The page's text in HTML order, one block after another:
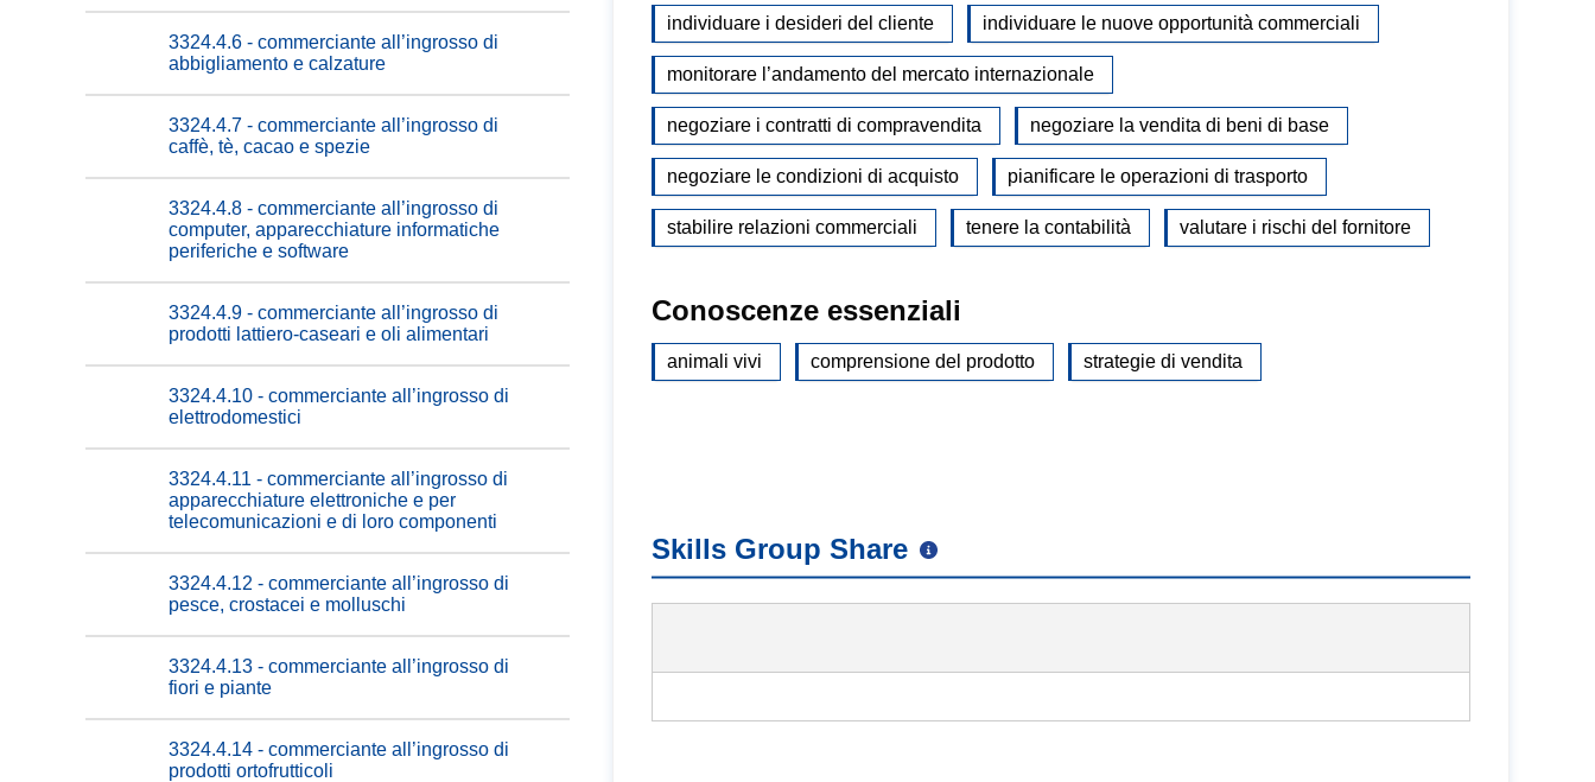
3324.4.6 - commerciante all’ingrosso di
abbigliamento e calzature
3324.4.7 - commerciante all’ingrosso di
caffè, tè, cacao e spezie
3324.4.8 - commerciante all’ingrosso di
computer, apparecchiature informatiche
periferiche e software
3324.4.9 - commerciante all’ingrosso di
prodotti lattiero-caseari e oli alimentari
3324.4.10 - commerciante all’ingrosso di
elettrodomestici
3324.4.11 - commerciante all’ingrosso di
apparecchiature elettroniche e per
telecomunicazioni e di loro componenti
3324.4.12 - commerciante all’ingrosso di
pesce, crostacei e molluschi
3324.4.13 - commerciante all’ingrosso di
fiori e piante
3324.4.14 - commerciante all’ingrosso di
prodotti ortofrutticoli
individuare i desideri del cliente individuare le nuove opportunità commerciali
monitorare l’andamento del mercato internazionale
negoziare i contratti di compravendita negoziare la vendita di beni di base
negoziare le condizioni di acquisto pianificare le operazioni di trasporto
stabilire relazioni commerciali tenere la contabilità valutare i rischi del fornitore
Conoscenze essenziali
animali vivi comprensione del prodotto strategie di vendita
Skills Group Share